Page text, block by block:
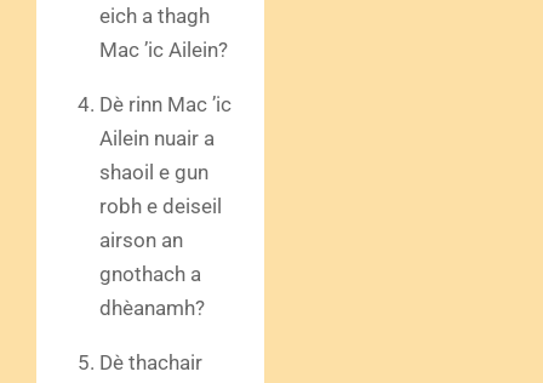
eich a thagh
Mac ’ic Ailein?
Dè rinn Mac ’ic
Ailein nuair a
shaoil e gun
robh e deiseil
airson an
gnothach a
dhèanamh?
Dè thachair